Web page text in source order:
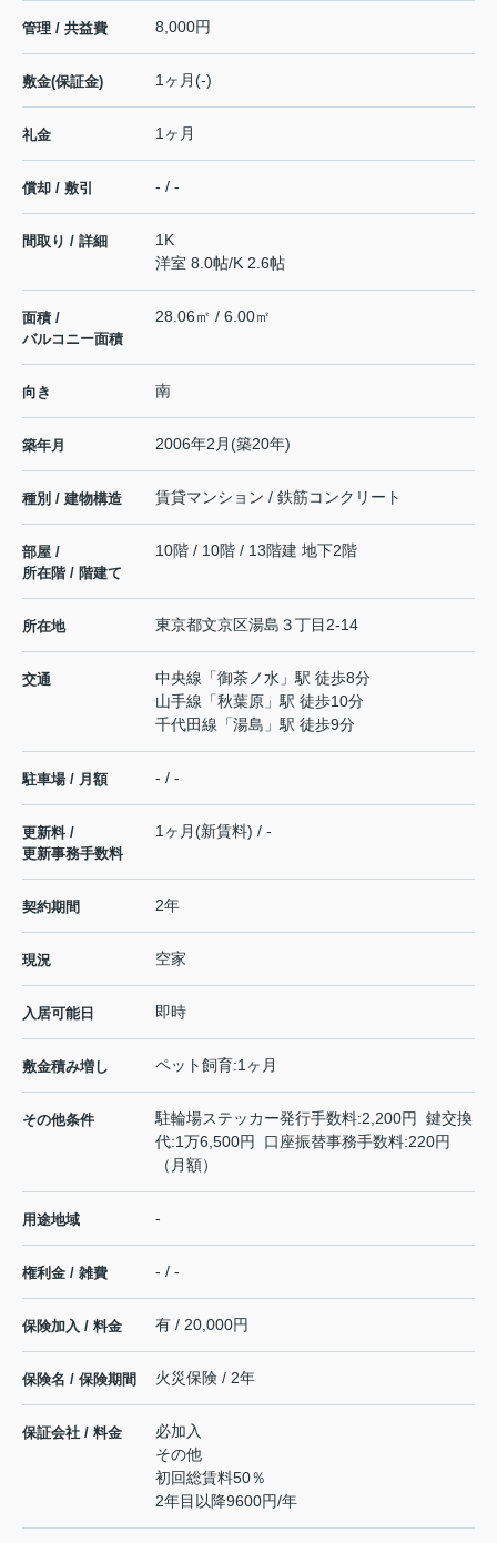
管理 / 共益費 8,000円
敷金(保証金) 1ヶ月(-)
礼金 1ヶ月
償却 / 敷引 - / -
間取り / 詳細
1K
洋室 8.0帖/K 2.6帖
面積 /
バルコニー面積
28.06㎡ / 6.00㎡
向き 南
築年月 2006年2月(築20年)
種別 / 建物構造 賃貸マンション / 鉄筋コンクリート
部屋 /
所在階 / 階建て
10階 / 10階 / 13階建 地下2階
所在地 東京都文京区湯島 ３丁目2-14
交通 中央線 「御茶ノ水 」駅 徒歩8分
山手線 「秋葉原 」駅 徒歩10分
千代田線 「湯島 」駅 徒歩9分
駐車場 / 月額 - / -
更新料 /
更新事務手数料
1ヶ月(新賃料) / -
契約期間 2年
現況 空家
入居可能日 即時
敷金積み増し ペット飼育:1ヶ月
その他条件
駐輪場ステッカー発行手数料:2,200円 鍵交換
代:1万6,500円 口座振替事務手数料:220円
（月額）
用途地域 -
権利金 / 雑費 - / -
保険加入 / 料金 有 / 20,000円
保険名 / 保険期間 火災保険 / 2年
保証会社 / 料金
必加入
その他
初回総賃料50％
2年目以降9600円/年